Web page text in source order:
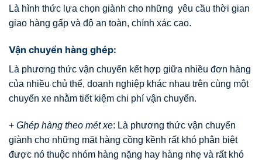
Là hình thức lựa chọn giành cho những yêu cầu thời gian
giao hàng gấp và độ an toàn, chính xác cao.
Vận chuyển hàng ghép:
Là phương thức vận chuyển kết hợp giữa nhiều đơn hàng
của nhiều chủ thể, doanh nghiệp khác nhau trên cùng một
chuyến xe nhằm tiết kiệm chi phí vận chuyển.
+ Ghép hàng theo mét xe: Là phương thức vận chuyển
giành cho những mặt hàng cồng kềnh rất khó phân biệt
được nó thuộc nhóm hàng nặng hay hàng nhẹ và rất khó